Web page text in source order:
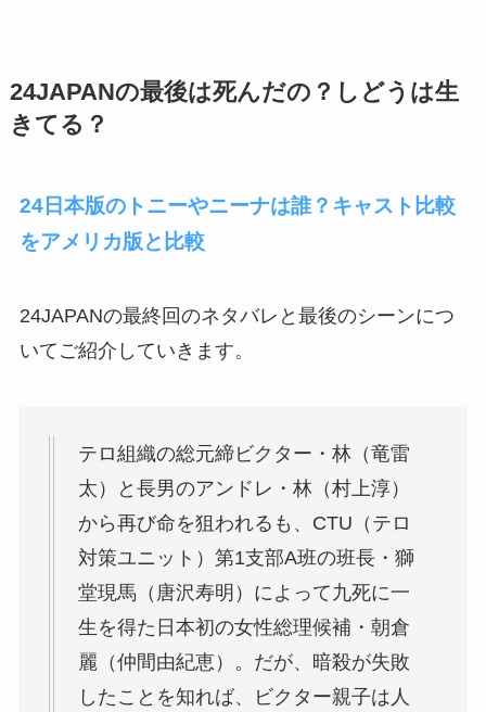
24JAPANの最後は死んだの？しどうは生
きてる？
24日本版のトニーやニーナは誰？キャスト比較
をアメリカ版と比較
24JAPANの最終回のネタバレと最後のシーンにつ
いてご紹介していきます。
テロ組織の総元締ビクター・林（竜雷
太）と長男のアンドレ・林（村上淳）
から再び命を狙われるも、CTU（テロ
対策ユニット）第1支部A班の班長・獅
堂現馬（唐沢寿明）によって九死に一
生を得た日本初の女性総理候補・朝倉
麗（仲間由紀恵）。だが、暗殺が失敗
したことを知れば、ビクター親子は人